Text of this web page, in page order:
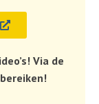
Via de